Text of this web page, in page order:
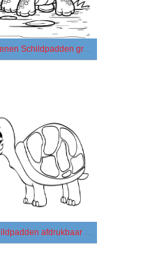
Tekenen Schildpadden gratis voor kinderen
Schildpadden afdrukbaar voor kinderen